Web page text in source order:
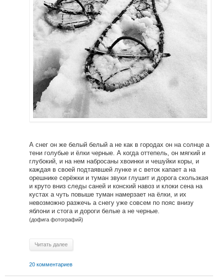
А снег он же белый белый а не как в городах он на солнце а
тени голубые и ёлки черные. А когда оттепель, он мягкий и
глубокий, и на нем набросаны хвоинки и чешуйки коры, и
каждая в своей подтаявшей лунке и с веток капает а на
орешнике серёжки и туман звуки глушит и дорога скользкая
и круто вниз следы саней и конский навоз и клоки сена на
кустах а чуть повыше туман намерзает на ёлки, и их
невозможно разжечь а снегу уже совсем по пояс внизу
яблони и стога и дороги белые а не черные.
(дофига фотографий)
Читать далее
20 комментариев